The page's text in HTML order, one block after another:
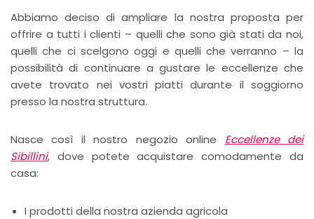
Abbiamo deciso di ampliare la nostra proposta per
offrire a tutti i clienti – quelli che sono già stati da noi,
quelli che ci scelgono oggi e quelli che verranno – la
possibilità di continuare a gustare le eccellenze che
avete trovato nei vostri piatti durante il soggiorno
presso la nostra struttura.
Nasce così il nostro negozio online Eccellenze dei
Sibillini, dove potete acquistare comodamente da
casa:
I prodotti della nostra azienda agricola